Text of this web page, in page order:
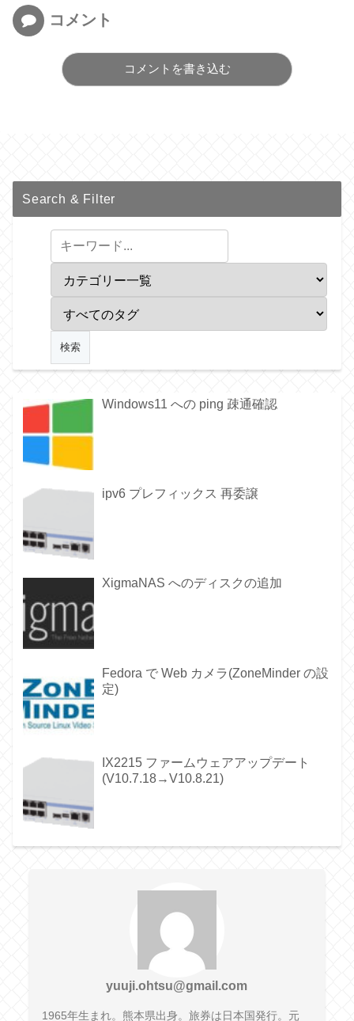
コメント
コメントを書き込む
Search & Filter
Windows11 への ping 疎通確認
ipv6 プレフィックス 再委譲
XigmaNAS へのディスクの追加
Fedora で Web カメラ(ZoneMinder の設
定)
IX2215 ファームウェアアップデート
(V10.7.18→V10.8.21)
yuuji.ohtsu@gmail.com
1965年生まれ。熊本県出身。旅券は日本国発行。元